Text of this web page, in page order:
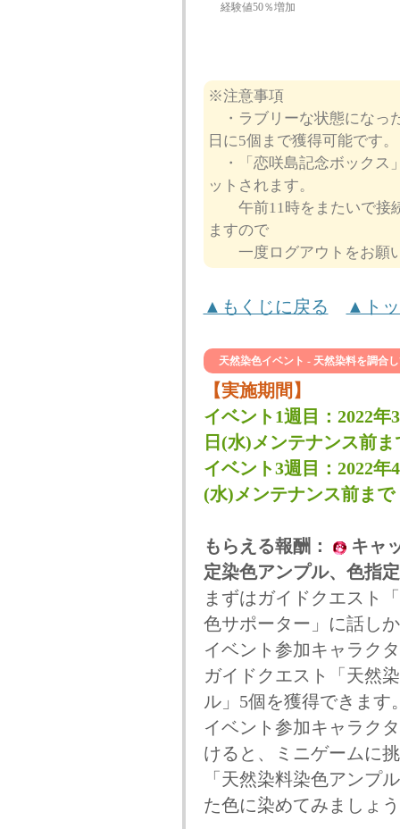
経験値50％増加
※注意事項
・ラブリーな状態になっ
日に5個まで獲得可能です。
・「恋咲島記念ボックス
ットされます。
午前11時をまたいで接続
ますので
一度ログアウトをお願
▲もくじに戻る ▲ト
天然染色イベント - 天然染料を調合
【実施期間】
イベント1週目：2022年
日(水)メンテナンス前ま
イベント3週目：2022年
(水)メンテナンス前まで
もらえる報酬：
キャ
定染色アンプル、色指
まずはガイドクエスト
色サポーター」に話し
イベント参加キャラク
ガイドクエスト「天然
ル」5個を獲得できます
イベント参加キャラク
けると、ミニゲームに
「天然染料染色アンプ
た色に染めてみましょ